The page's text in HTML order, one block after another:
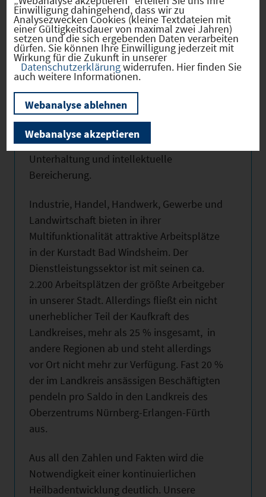
Veranstaltungsprogramm mit seinen
alljährlichen Höhepunkten, wie z.B. die
Konzertreihe „Bad Windsheim Classic“, der
Kulinarische Herbst, der Weihnachtsmarkt,
das Kiliani-Altstadtfest, Sommer- und
Herbstfest des Fränkischen
Freilandmuseums oder das Festspiel des
historischen Wagnertanzes u.v.a. sorgt
ebenfalls für eine ausgewogene
Unterhaltung und intellektuelle
Bereicherung.
Industrie, Handel, Handwerk, Gewerbe und
Landwirtschaft bieten in ihrer
Multifunktionalität attraktive Arbeitsplätze
in der Kurstadt Bad Windsheim. Der
Dienstleistungssektor ist mit seinen ca.
2.200 Arbeitsplätzen der größte Arbeitgeber
in unserer Stadt. Allerdings fließt ein nicht
unerheblicher Teil der Kaufkraft des
Landkreises, mehr als 25 % insgesamt, in
andere Regionen ab und steht allerdings
vor Ort nicht mehr zur Verfügung. Fast 20 %
der im Landkreis ansässigen Beschäftigten
pendeln pro Saldo in den Landkreis des
Oberzentrums Nürnberg-Erlangen-Fürth
aus.
Aus all den Zahlen und Fakten wird die
Notwendigkeit einer kontinuierlichen
Heilbadentwicklung deutlich. Unsere
Einwilligung dahingehend, dass wir zu
Analysezwecken Cookies (kleine Textdateien mit
einer Gültigkeitsdauer von maximal zwei Jahren)
setzen und die sich ergebenden Daten verarbeiten
dürfen. Sie können Ihre Einwilligung jederzeit mit
Wirkung für die Zukunft in unserer
Datenschutzerklärungwiderrufen. Hier finden Sie
auch weitere Informationen.
Webanalyse ablehnen
Webanalyse akzeptieren